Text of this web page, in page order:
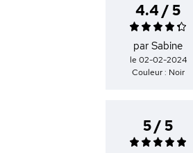
4.4 / 5
par Sabine
le 02-02-2024
Couleur : Noir
5 / 5